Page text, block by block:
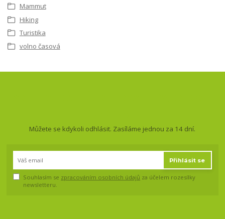
Mammut
Hiking
Turistika
volno časová
Můžete se kdykoli odhlásit. Zasíláme jednou za 14 dní.
Přihlásit se
Souhlasím se zpracováním osobních údajů za účelem rozesílky
newsletteru.